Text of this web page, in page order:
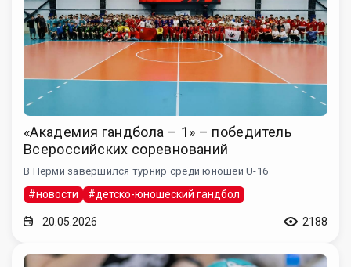
«Академия гандбола – 1» – победитель
Всероссийских соревнований
В Перми завершился турнир среди юношей U-16
#новости #детско-юношеский гандбол
20.05.2026 2188